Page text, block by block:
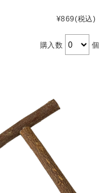
¥869(税込)
購入数 個